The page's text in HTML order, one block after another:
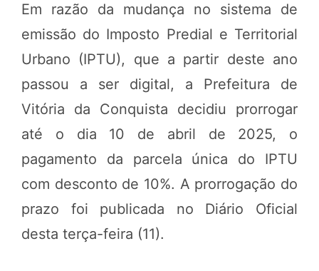
Em razão da mudança no sistema de
emissão do Imposto Predial e Territorial
Urbano (IPTU), que a partir deste ano
passou a ser digital, a Prefeitura de
Vitória da Conquista decidiu prorrogar
até o dia 10 de abril de 2025, o
pagamento da parcela única do IPTU
com desconto de 10%. A prorrogação do
prazo foi publicada no Diário Oficial
desta terça-feira (11).